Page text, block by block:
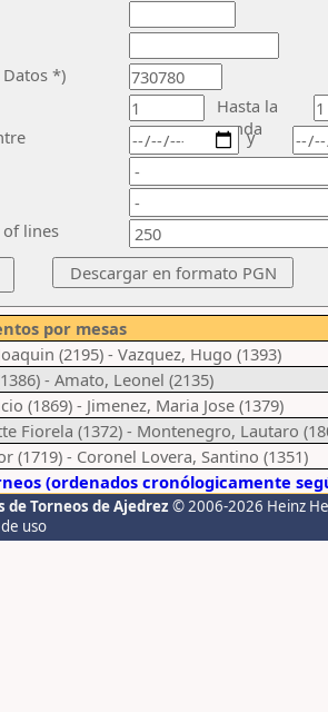
Datos *)
Hasta la
ronda
y
lines
por mesas
(2195) - Vazquez, Hugo (1393)
- Amato, Leonel (2135)
(1869) - Jimenez, Maria Jose (1379)
Fiorela (1372) - Montenegro, Lautaro
(1719) - Coronel Lovera, Santino (1351)
(ordenados cronólogicamente
de Torneos de Ajedrez © 2006-2026 Heinz
uso